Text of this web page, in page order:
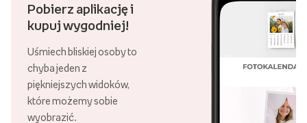
jakości. Już teraz wywołaj zdjęcia w empikfoto.pl i podaruj
sobie ponadczasową pamiątkę, która na długie lata zachowa
Twoje najcenniejsze wspomnienia. Każdą odbitkę
przygotowujemy z należytą starannością, bo
Twoje
fotografie to Twoje najcenniejsze chwile, do których my
pomagamy Ci wracać.
Pobierz aplikację i
kupuj wygodniej!
Uśmiech bliskiej osoby to
chyba jeden z
piękniejszych widoków,
które możemy sobie
wyobrazić.